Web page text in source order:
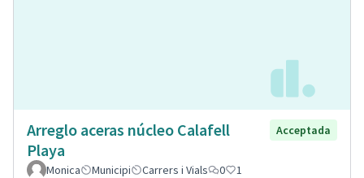
Arreglo aceras núcleo Calafell
Playa
Acceptada
Monica Municipi Carrers i Vials 0 1